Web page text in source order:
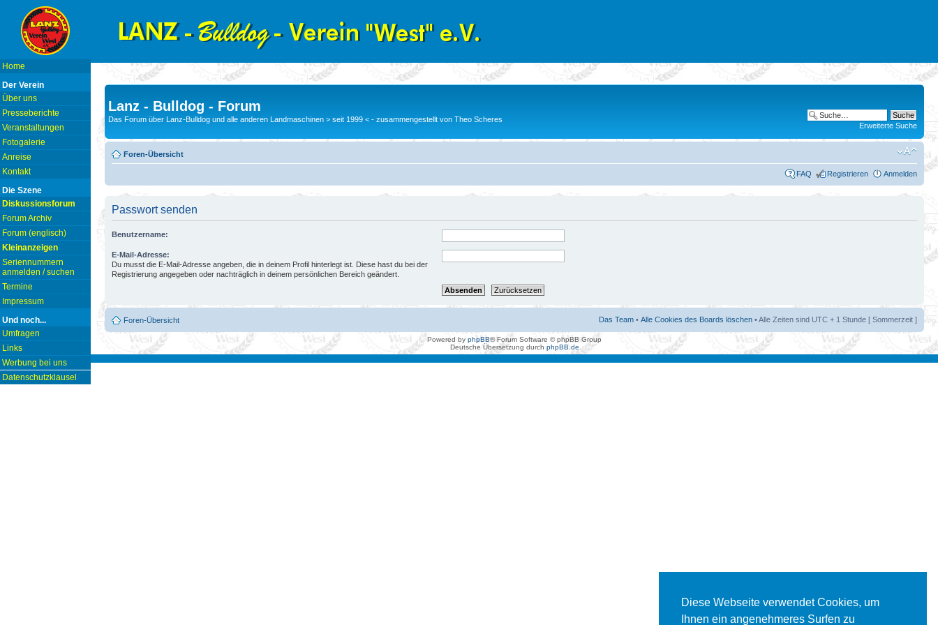
Diese Webseite verwendet Cookies, um
Ihnen ein angenehmeres Surfen zu
Home
Der Verein
Über uns
Presseberichte
Veranstaltungen
Fotogalerie
Anreise
Kontakt
Die Szene
Diskussionsforum
Forum Archiv
Forum (englisch)
Kleinanzeigen
Seriennummern
anmelden / suchen
Termine
Impressum
Und noch...
Umfragen
Links
Werbung bei uns
Datenschutzklausel
Lanz - Bulldog - Forum
Das Forum über Lanz-Bulldog und alle anderen Landmaschinen > seit 1999 < - zusammengestellt von Theo Scheres
Erweiterte Suche
Foren-Übersicht
FAQ Registrieren Anmelden
Passwort senden
Benutzername:
E-Mail-Adresse:
Du musst die E-Mail-Adresse angeben, die in deinem Profil hinterlegt ist. Diese hast du bei der
Registrierung angegeben oder nachträglich in deinem persönlichen Bereich geändert.
Foren-Übersicht Das Team • Alle Cookies des Boards löschen • Alle Zeiten sind UTC + 1 Stunde [ Sommerzeit ]
Powered by phpBB® Forum Software © phpBB Group
Deutsche Übersetzung durch phpBB.de